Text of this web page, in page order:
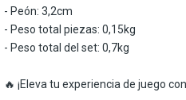
- Peón: 3,2cm
- Peso total piezas: 0,15kg
- Peso total del set: 0,7kg
🔥 ¡Eleva tu experiencia de juego